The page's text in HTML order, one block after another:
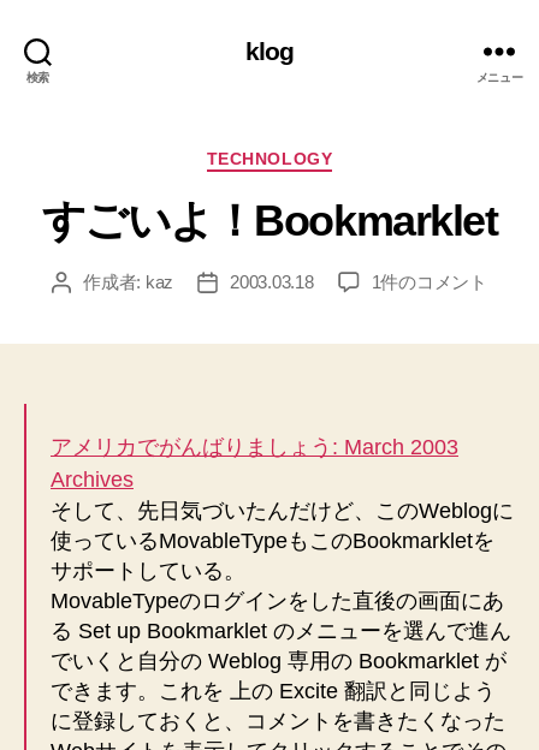
検索
klog
メニュー
カ
ゴ
リ
TECHNOLOGY
すごいよ！Bookmarklet
投 作成者: kaz
投
2003.03.18
す
の
1件のコメント
アメリカでがんばりましょう: March 2003
Archives
そして、先日気づいたんだけど、このWeblogに
使っているMovableTypeもこのBookmarkletを
サポートしている。
MovableTypeのログインをした直後の画面にあ
る Set up Bookmarklet のメニューを選んで進ん
でいくと自分の Weblog 専用の Bookmarklet が
できます。これを 上の Excite 翻訳と同じよう
に登録しておくと、コメントを書きたくなった